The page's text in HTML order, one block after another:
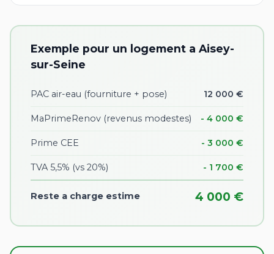
Exemple pour un logement a Aisey-
sur-Seine
PAC air-eau (fourniture + pose) 12 000 €
MaPrimeRenov (revenus modestes) - 4 000 €
Prime CEE - 3 000 €
TVA 5,5% (vs 20%) - 1 700 €
Reste a charge estime 4 000 €